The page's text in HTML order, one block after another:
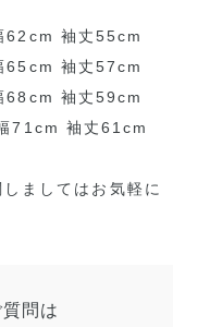
袖丈55cm
袖丈57cm
68cm 袖丈59cm
71cm 袖丈61cm
ましてはお気軽に
問は